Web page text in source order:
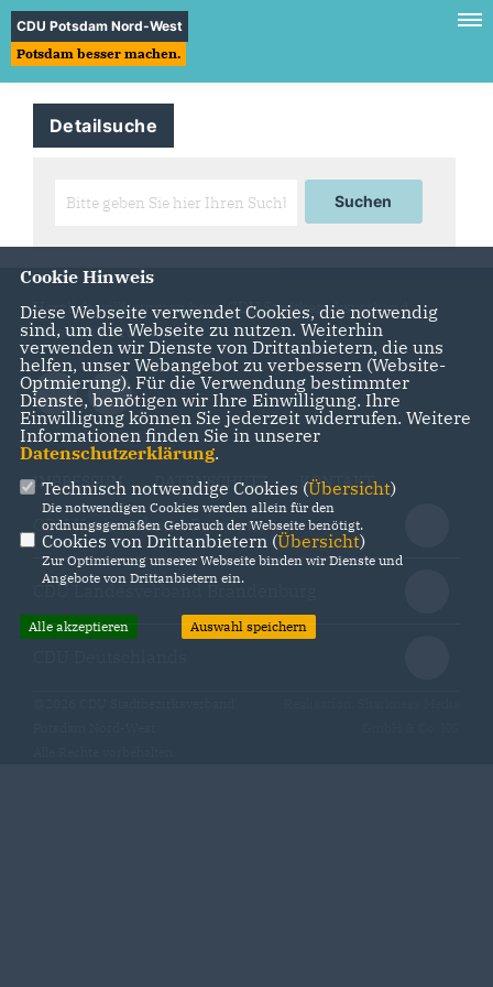
CDU Potsdam Nord-West
Potsdam besser machen.
Detailsuche
Herzlich willkommen beim CDU Stadtbezirksverband
Potsdam Nord-West
IMPRESSUM DATENSCHUTZ KONTAKT
CDU Kreisverband Potsdam
CDU Landesverband Brandenburg
Cookie Hinweis
Diese Webseite verwendet Cookies, die notwendig
sind, um die Webseite zu nutzen. Weiterhin
verwenden wir Dienste von Drittanbietern, die uns
helfen, unser Webangebot zu verbessern (Website-
Optmierung). Für die Verwendung bestimmter
Dienste, benötigen wir Ihre Einwilligung. Ihre
Einwilligung können Sie jederzeit widerrufen. Weitere
Informationen finden Sie in unserer
Datenschutzerklärung.
Technisch notwendige Cookies (Übersicht)
Die notwendigen Cookies werden allein für den
ordnungsgemäßen Gebrauch der Webseite benötigt.
Cookies von Drittanbietern (Übersicht)
Zur Optimierung unserer Webseite binden wir Dienste und
Angebote von Drittanbietern ein.
Alle akzeptieren Auswahl speichern